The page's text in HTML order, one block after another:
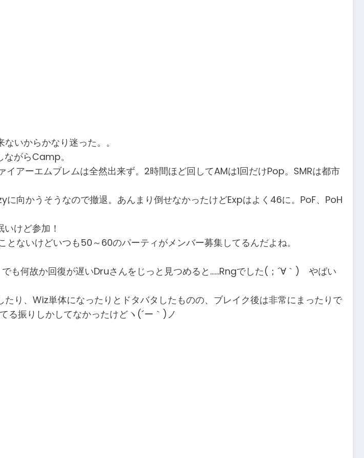
いからかなり迷った。。
がらCamp。
アーエムブレムは全然出来ず。2時間ほど回してAMは1回だけPop。SMRは都市
向かうそうなので撤退。あんまり倒せなかったけどExpはよく46に。PoF、PoH
けど参加！
ないけどいつも50～60のパーティがメンバー募集してるんだよね。
も何故か回復が遅いDruさんをじっと見つめると……Rngでした(；´∀｀) やばい
り、Wiz単体になったりとドタバタしたものの、ブレイク後は非常にまったりで
る振りしかしてなかったけどヽ(´ー｀)ノ